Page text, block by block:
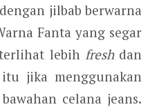
jilbab berwarna
Fanta yang segar
lebih freshdan
jika menggunakan
celana jeans.